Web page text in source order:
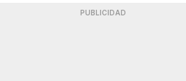
PUBLICIDAD